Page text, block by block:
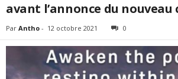
avant l’annonce du nouveau
Par Antho - 12 octobre 2021 0